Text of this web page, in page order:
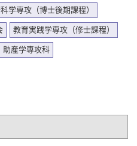
学専攻（博士後期課程）
教育実践学専攻（修士課程）
助産学専攻科